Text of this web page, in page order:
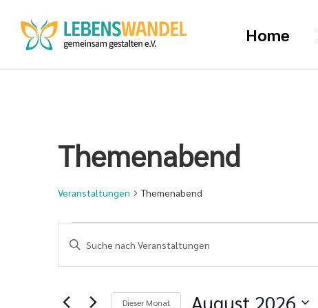
Home
Themenabend
Veranstaltungen Themenabend
Veranstaltungen
Suche
und
Bitte
Schlüsselwort
eingeben.
nach
Dieser Monat August 2026